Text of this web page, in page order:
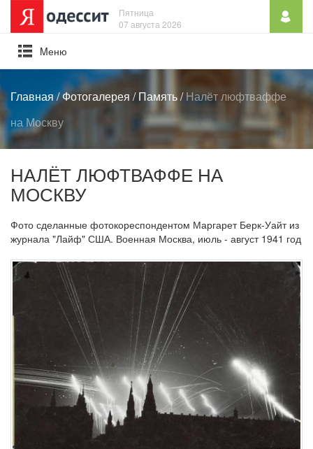
Пятница
07 августа 2026
Mеню
Главная/Фотогалерея /Память/Налёт люфтваффе
на Москву
НАЛЁТ ЛЮФТВАФФЕ НА
МОСКВУ
Фото сделанные фотокореспондентом Маргарет Берк-Уайт из
журнала "Лайф" США. Военная Москва, июль - август 1941 год